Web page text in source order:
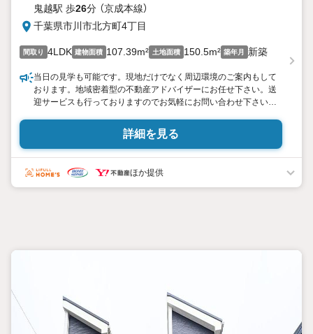
鬼越駅 歩26分 （京成本線）
千葉県市川市北方町4丁目
間取り 4LDK 建物面積 107.39m² 土地面積 150.5m² 築年月 新築
当日の見学も可能です。現地だけでなく周辺環境のご案内もして
おります。地域密着型の不動産アドバイザーにお任せ下さい。送
迎サービスも行っておりますのでお気軽にお問い合わせ下さい。
・まずは何といっても全棟敷地面積150平米超えの前面公道6m以
上に面した日当たり通風良好な全8邸の分譲地、最終5邸のご紹介
・デザイナーズハウス全棟完成しております！いつでもご見学い
・JR武蔵野線「船橋法典」駅徒歩23分利用可能な生活環境が整って
いる立地です
ットなど収納スペースは充実
・食洗器付きシステムキッチンやリビング床暖房2面設置、浴室乾
燥機など住宅設備は充実
・頭金0円からご購入が可能です
・月々11万円台のお支払いで大型4LDK2階建てにお住まいいただ
詳細を見る
ほか提供